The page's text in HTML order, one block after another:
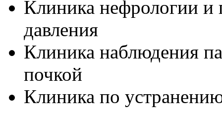
Клиника нефрологии и
давления
Клиника наблюдения
почкой
Клиника по